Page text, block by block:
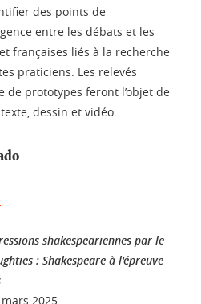
des points de
entre les débats et les
françaises liés à la recherche
praticiens. Les relevés
de prototypes feront l’objet de
dessin et vidéo.
shakespeariennes par le
: Shakespeare à l'épreuve
2025